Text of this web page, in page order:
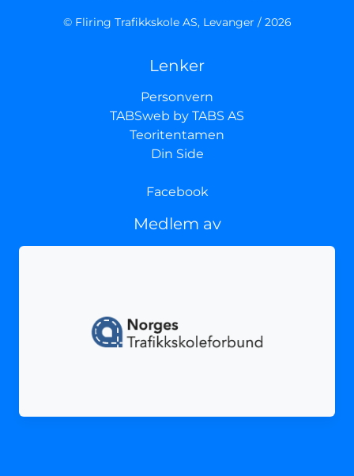
© Fliring Trafikkskole AS, Levanger / 2026
Lenker
Personvern
TABSweb by TABS AS
Teoritentamen
Din Side
Facebook
Medlem av